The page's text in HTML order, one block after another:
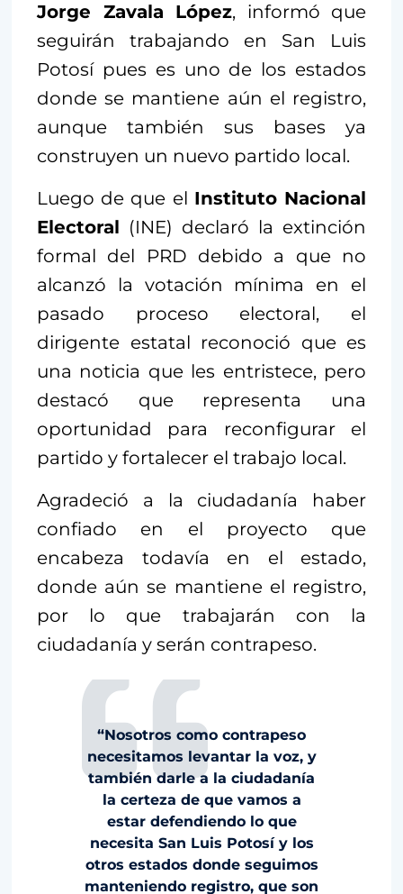
Jorge Zavala López, informó que
seguirán trabajando en San Luis
Potosí pues es uno de los estados
donde se mantiene aún el registro,
aunque también sus bases ya
construyen un nuevo partido local.
Luego de que el Instituto Nacional
Electoral (INE) declaró la extinción
formal del PRD debido a que no
alcanzó la votación mínima en el
pasado proceso electoral, el
dirigente estatal reconoció que es
una noticia que les entristece, pero
destacó que representa una
oportunidad para reconfigurar el
partido y fortalecer el trabajo local.
Agradeció a la ciudadanía haber
confiado en el proyecto que
encabeza todavía en el estado,
donde aún se mantiene el registro,
por lo que trabajarán con la
ciudadanía y serán contrapeso.
“Nosotros como contrapeso
necesitamos levantar la voz, y
también darle a la ciudadanía
la certeza de que vamos a
estar defendiendo lo que
necesita San Luis Potosí y los
otros estados donde seguimos
manteniendo registro, que son